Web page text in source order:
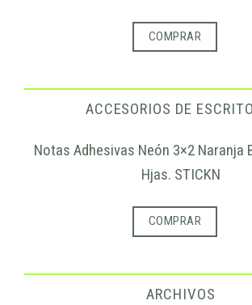
COMPRAR
ACCESORIOS DE
Notas Adhesivas Neón 3×2 Naranja
Hjas. STICKN
COMPRAR
ARCHIVOS